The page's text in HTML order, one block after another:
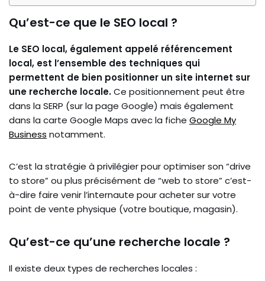
Qu’est-ce que le SEO local ?
Le SEO local, également appelé référencement
local, est l’ensemble des techniques qui
permettent de bien positionner un site internet sur
une recherche locale.Ce positionnement peut être
dans la SERP (sur la page Google) mais également
dans la carte Google Maps avec la fiche Google My
Business notamment.
C’est la stratégie à privilégier pour optimiser son “drive
to store” ou plus précisément de “web to store” c’est-
à-dire faire venir l’internaute pour acheter sur votre
point de vente physique (votre boutique, magasin).
Qu’est-ce qu’une recherche locale ?
Il existe deux types de recherches locales :